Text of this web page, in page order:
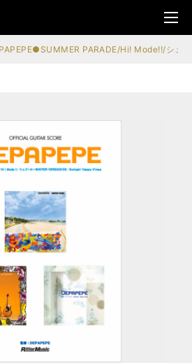
メニ
ュ
PARADE/Hi! Mode!!/シ